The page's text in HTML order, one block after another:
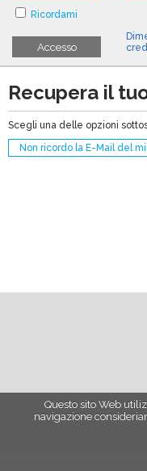
Questo sito Web
navigazione
Ricordami
Accesso
Recupera il
Scegli una delle opzioni
Non ricordo la E-Mail del